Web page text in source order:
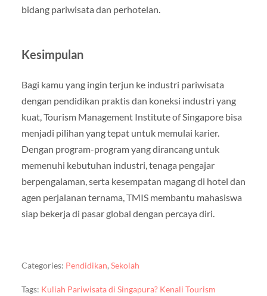
bidang pariwisata dan perhotelan.
Kesimpulan
Bagi kamu yang ingin terjun ke industri pariwisata
dengan pendidikan praktis dan koneksi industri yang
kuat, Tourism Management Institute of Singapore bisa
menjadi pilihan yang tepat untuk memulai karier.
Dengan program-program yang dirancang untuk
memenuhi kebutuhan industri, tenaga pengajar
berpengalaman, serta kesempatan magang di hotel dan
agen perjalanan ternama, TMIS membantu mahasiswa
siap bekerja di pasar global dengan percaya diri.
Categories: Pendidikan, Sekolah
Tags: Kuliah Pariwisata di Singapura? Kenali Tourism